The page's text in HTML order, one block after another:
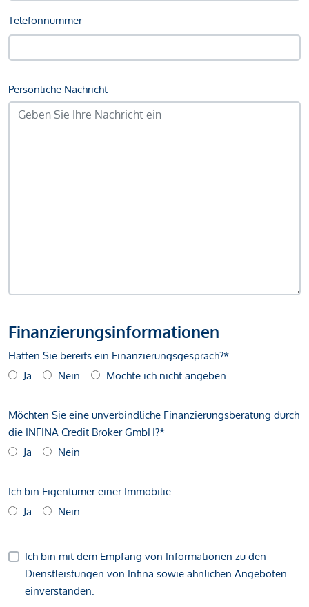
Telefonnummer
Persönliche Nachricht
Finanzierungsinformationen
Hatten Sie bereits ein Finanzierungsgespräch?*
Ja
Nein Möchte ich nicht angeben
Möchten Sie eine unverbindliche Finanzierungsberatung durch
die INFINA Credit Broker GmbH?*
Ja
Nein
Ich bin Eigentümer einer Immobilie.
Ja
Nein
Ich bin mit dem Empfang von Informationen zu den
Dienstleistungen von Infina sowie ähnlichen Angeboten
einverstanden.